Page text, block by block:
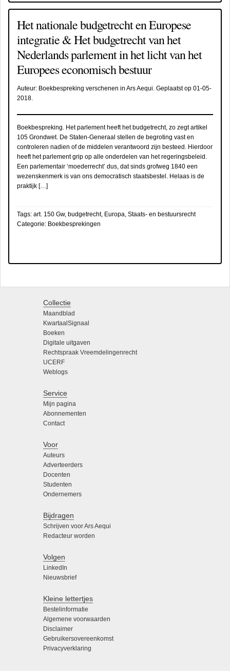
Het nationale budgetrecht en Europese
integratie & Het budgetrecht van het
Nederlands parlement in het licht van het
Europees economisch bestuur
Auteur: Boekbespreking verschenen in Ars Aequi. Geplaatst op 01-05-
2018.
Boekbespreking. Het parlement heeft het budgetrecht, zo zegt artikel
105 Grondwet. De Staten-Generaal stellen de begroting vast en
controleren nadien of de middelen verantwoord zijn besteed. Hierdoor
heeft het parlement grip op alle onderdelen van het regeringsbeleid.
Een parlementair ‘moederrecht’ dus, dat sinds grofweg 1840 een
wezenskenmerk is van ons democratisch staatsbestel. Helaas is de
praktijk […]
Tags: art. 150 Gw, budgetrecht, Europa, Staats- en bestuursrecht
Categorie: Boekbesprekingen
Collectie
Maandblad
KwartaalSignaal
Boeken
Digitale uitgaven
Rechtspraak Vreemdelingenrecht
UCERF
Weblogs
Service
Mijn pagina
Abonnementen
Contact
Voor
Auteurs
Adverteerders
Docenten
Studenten
Ondernemers
Bijdragen
Schrijven voor Ars Aequi
Redacteur worden
Volgen
LinkedIn
Nieuwsbrief
Kleine lettertjes
Bestelinformatie
Algemene voorwaarden
Disclaimer
Gebruikersovereenkomst
Privacyverklaring